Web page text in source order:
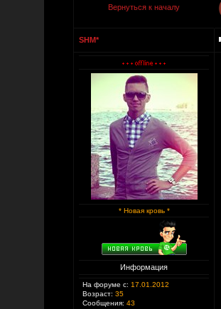
Вернуться к началу
SHM*
* Новая кровь *
Информация
На форуме с: 17.01.2012
Возраст: 35
Сообщения: 43